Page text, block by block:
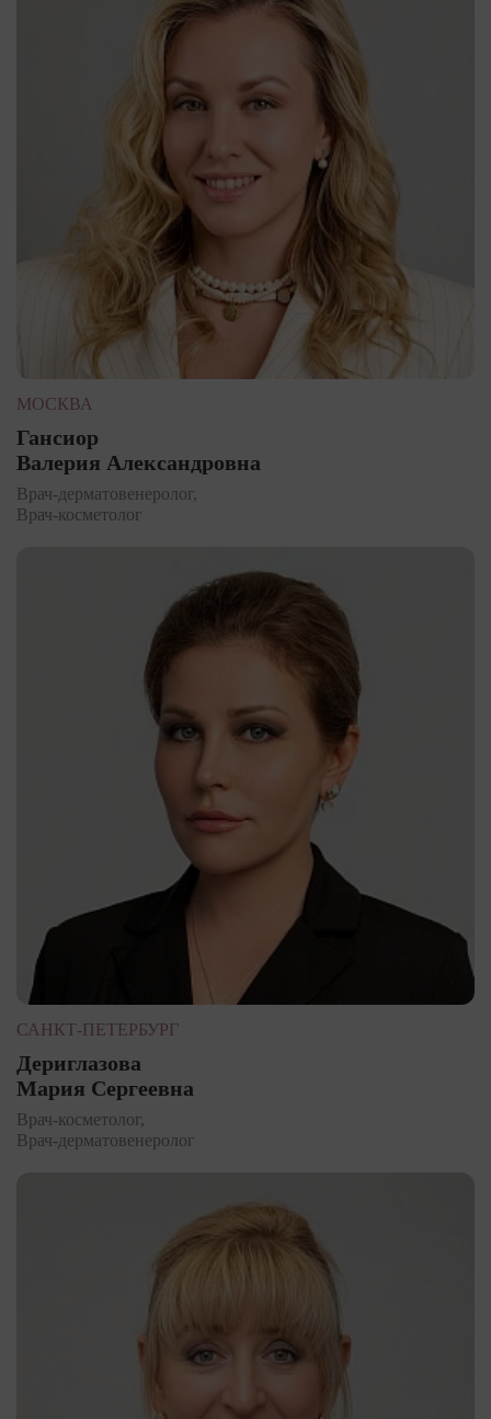
МОСКВА
Гансиор
Валерия Александровна
Врач-дерматовенеролог,
Врач-косметолог
САНКТ-ПЕТЕРБУРГ
Дериглазова
Мария Сергеевна
Врач-косметолог,
Врач-дерматовенеролог